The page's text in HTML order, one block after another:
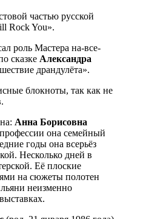
частью русской
Rock You».
роль Мастера на-все-
сказке Александра
драндулёта».
блокноты, так как не
Анна Борисовна
она семейный
годы она всерьёз
Несколько дней в
Её плоские
на сюжеты полотен
неизменно